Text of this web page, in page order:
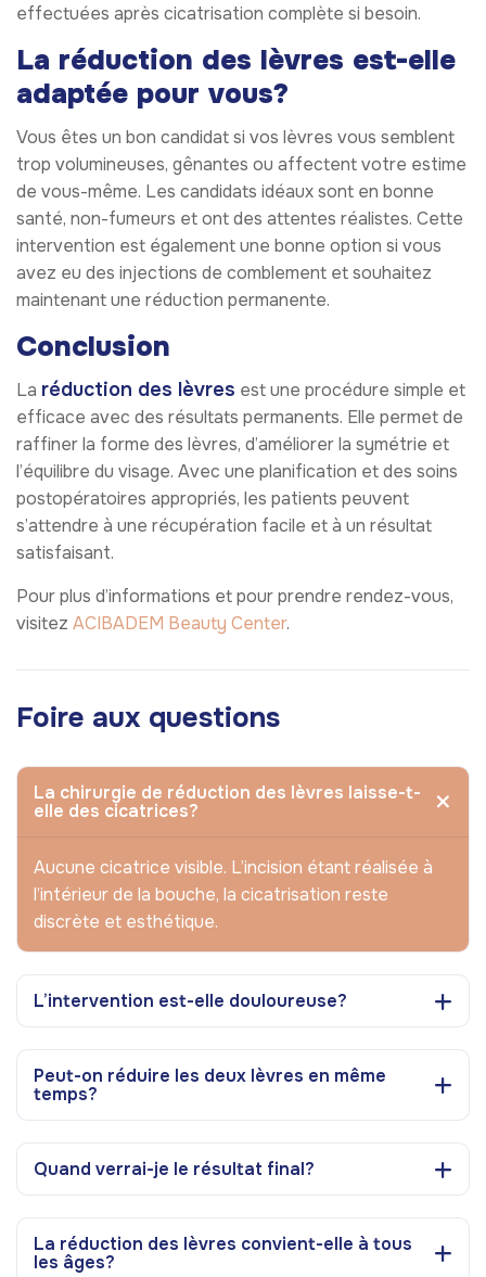
effectuées après cicatrisation complète si besoin.
La réduction des lèvres est-elle
adaptée pour vous?
Vous êtes un bon candidat si vos lèvres vous semblent
trop volumineuses, gênantes ou affectent votre estime
de vous-même. Les candidats idéaux sont en bonne
santé, non-fumeurs et ont des attentes réalistes. Cette
intervention est également une bonne option si vous
avez eu des injections de comblement et souhaitez
maintenant une réduction permanente.
Conclusion
La réduction des lèvres est une procédure simple et
efficace avec des résultats permanents. Elle permet de
raffiner la forme des lèvres, d’améliorer la symétrie et
l’équilibre du visage. Avec une planification et des soins
postopératoires appropriés, les patients peuvent
s’attendre à une récupération facile et à un résultat
satisfaisant.
Pour plus d’informations et pour prendre rendez-vous,
visitez ACIBADEM Beauty Center.
Foire aux questions
La chirurgie de réduction des lèvres laisse-t-
elle des cicatrices?
Aucune cicatrice visible. L’incision étant réalisée à
l’intérieur de la bouche, la cicatrisation reste
discrète et esthétique.
L’intervention est-elle douloureuse?
Peut-on réduire les deux lèvres en même
temps?
Quand verrai-je le résultat final?
La réduction des lèvres convient-elle à tous
les âges?